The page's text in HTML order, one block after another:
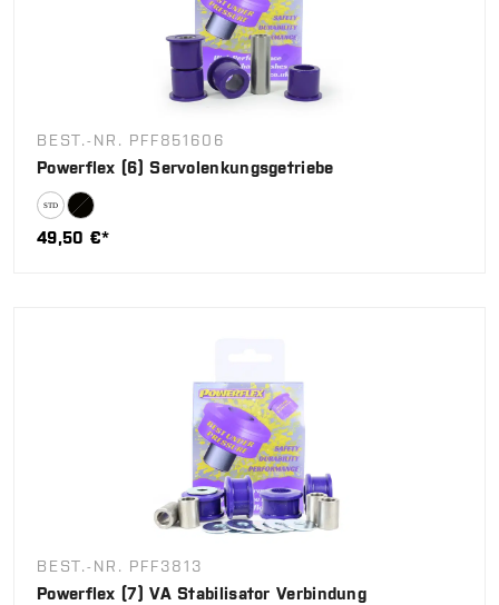
BEST.-NR. PFF851606
Powerflex (6) Servolenkungsgetriebe
49,50 €*
BEST.-NR. PFF3813
Powerflex (7) VA Stabilisator Verbindung